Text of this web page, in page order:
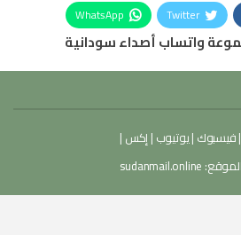
Twitter
WhatsApp
واتساب أصداء سودانية
|فيسبوك |يوتيوب |إكس |
sudanmail.online